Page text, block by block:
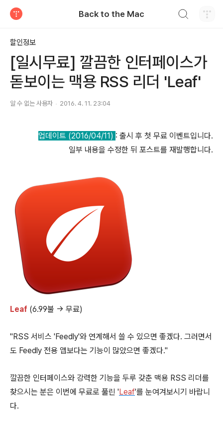
Back to the Mac
할인정보
[일시무료] 깔끔한 인터페이스가
돋보이는 맥용 RSS 리더 'Leaf'
알 수 없는 사용자 2016. 4. 11. 23:04
업데이트 (2016/04/11) : 출시 후 첫 무료 이벤트입니다.
일부 내용을 수정한 뒤 포스트를 재발행합니다.
Leaf (6.99불 → 무료)
"RSS 서비스 'Feedly'와 연계해서 쓸 수 있으면 좋겠다. 그러면서
도 Feedly 전용 앱보다는 기능이 많았으면 좋겠다."
깔끔한 인터페이스와 강력한 기능을 두루 갖춘 맥용 RSS 리더를
찾으시는 분은 이번에 무료로 풀린 'Leaf'를 눈여겨보시기 바랍니
다.